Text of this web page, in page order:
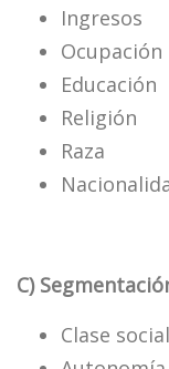
Ingresos
Ocupación
Educación
Religión
Raza
C)
Clase social